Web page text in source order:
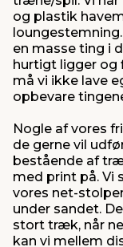
og plastik
en masse ting i
hurtigt ligger og
må vi ikke lave
opbevare
Nogle af vores
de gerne vil
bestående af
med print på. Vi
vores net-
under sandet.
stort træk, når
kan vi mellem